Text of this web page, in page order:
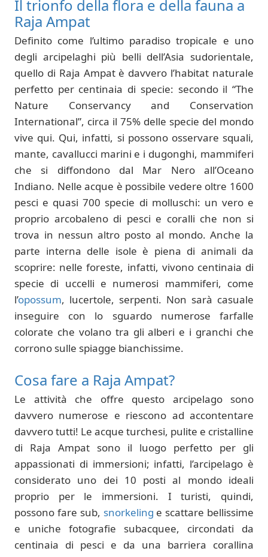
Il trionfo della flora e della fauna a
Raja Ampat
Definito come l’ultimo paradiso tropicale e uno
degli arcipelaghi più belli dell’Asia sudorientale,
quello di Raja Ampat è davvero l’habitat naturale
perfetto per centinaia di specie: secondo il “The
Nature Conservancy and Conservation
International”, circa il 75% delle specie del mondo
vive qui. Qui, infatti, si possono osservare squali,
mante, cavallucci marini e i dugonghi, mammiferi
che si diffondono dal Mar Nero all’Oceano
Indiano. Nelle acque è possibile vedere oltre 1600
pesci e quasi 700 specie di molluschi: un vero e
proprio arcobaleno di pesci e coralli che non si
trova in nessun altro posto al mondo. Anche la
parte interna delle isole è piena di animali da
scoprire: nelle foreste, infatti, vivono centinaia di
specie di uccelli e numerosi mammiferi, come
l’opossum, lucertole, serpenti. Non sarà casuale
inseguire con lo sguardo numerose farfalle
colorate che volano tra gli alberi e i granchi che
corrono sulle spiagge bianchissime.
Cosa fare a Raja Ampat?
Le attività che offre questo arcipelago sono
davvero numerose e riescono ad accontentare
davvero tutti! Le acque turchesi, pulite e cristalline
di Raja Ampat sono il luogo perfetto per gli
appassionati di immersioni; infatti, l’arcipelago è
considerato uno dei 10 posti al mondo ideali
proprio per le immersioni. I turisti, quindi,
possono fare sub, snorkeling e scattare bellissime
e uniche fotografie subacquee, circondati da
centinaia di pesci e da una barriera corallina